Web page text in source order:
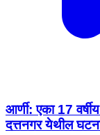
आर्णी: एका 17
दत्तनगर येथील